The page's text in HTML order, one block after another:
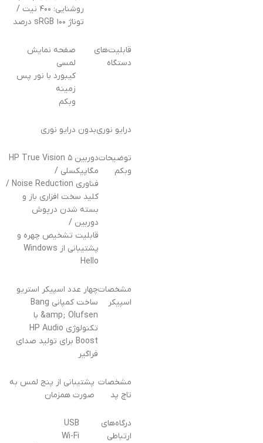
روشنایی: ۴۰۰ نیت /
توناژ sRGB ۱۰۰ درصد
قابلیت‌های
دستگاه
صفحه نمایش
لمسی
کیبورد با نور پس
زمینه
وبکم
درایو نوریبدون درایو نوری
توضیحات
وبکم
دوربین HP True Vision ۵
مگاپیکسلی /
فناوری Noise Reduction /
کلید سخت افزاری باز و
بسته شدن درپوش
دوربین /
قابلیت تشخیص چهره و
پشتیبانی از Windows
Hello
مشخصات
اسپیکر
چهار عدد اسپیکر استریو
ساخت کمپانی Bang
&amp; Olufsen با
تکنولوژی HP Audio
Boost برای تولید صدای
فراگیر
مشخصات
تاچ پد
پشتیبانی از پنج لمس به
صورت همزمان
درگاه‌های
ارتباطی
USB
Wi-Fi